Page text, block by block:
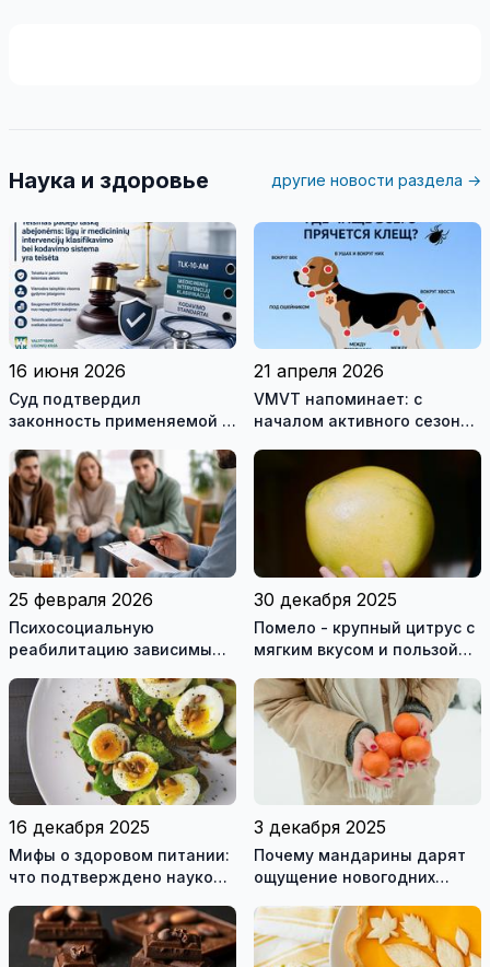
Наука и здоровье другие новости раздела →
16 июня 2026
Cуд подтвердил
законность применяемой в
системы классификации
болезней и нарушений
здоровья
21 апреля 2026
VMVT напоминает: с
началом активного сезона
защите животных
25 февраля 2026
Психосоциальную
реабилитацию зависимым
лицензированные
учреждения
30 декабря 2025
Помело - крупный цитрус с
мягким вкусом и пользой
16 декабря 2025
Мифы о здоровом питании:
что подтверждено наукой,
3 декабря 2025
Почему мандарины дарят
ощущение новогодних